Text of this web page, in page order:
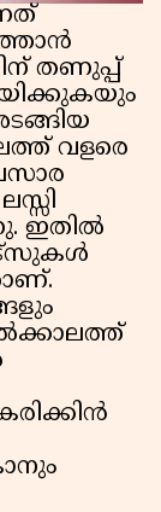
തണുപ്പ്
വളരെ
ഇതിൽ